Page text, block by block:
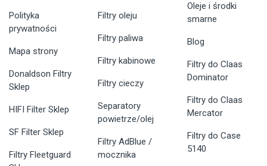
Polityka
prywatności
Mapa strony
Donaldson Filtry
Sklep
HIFI Filter Sklep
SF Filter Sklep
Filtry Fleetguard
Filtry oleju
Filtry paliwa
Filtry kabinowe
Filtry cieczy
Separatory
powietrze/olej
Filtry AdBlue /
mocznika
Oleje i środki
smarne
Blog
Filtry do Claas
Dominator
Filtry do Claas
Mercator
Filtry do Case
5140